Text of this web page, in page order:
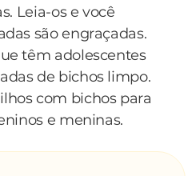
Leia-os e você
são engraçadas.
têm adolescentes
de bichos limpo.
com bichos para
e meninas.